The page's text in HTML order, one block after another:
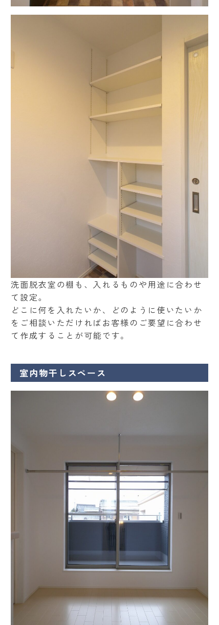
洗面脱衣室の棚も、入れるものや用途に合わせ
て設定。
どこに何を入れたいか、どのように使いたいか
をご相談いただければお客様のご要望に合わせ
て作成することが可能です。
室内物干しスペース